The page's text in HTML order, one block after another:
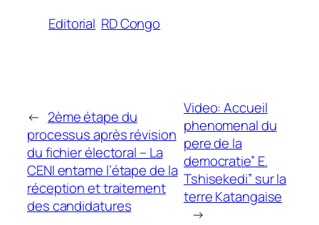
Editorial RD Congo
← 2ème étape du
processus après révision
du fichier électoral – La
CENI entame l’étape de la
réception et traitement
des candidatures
Video: Accueil
phenomenal du
pere de la
democratie” E.
Tshisekedi” sur la
terre Katangaise
→